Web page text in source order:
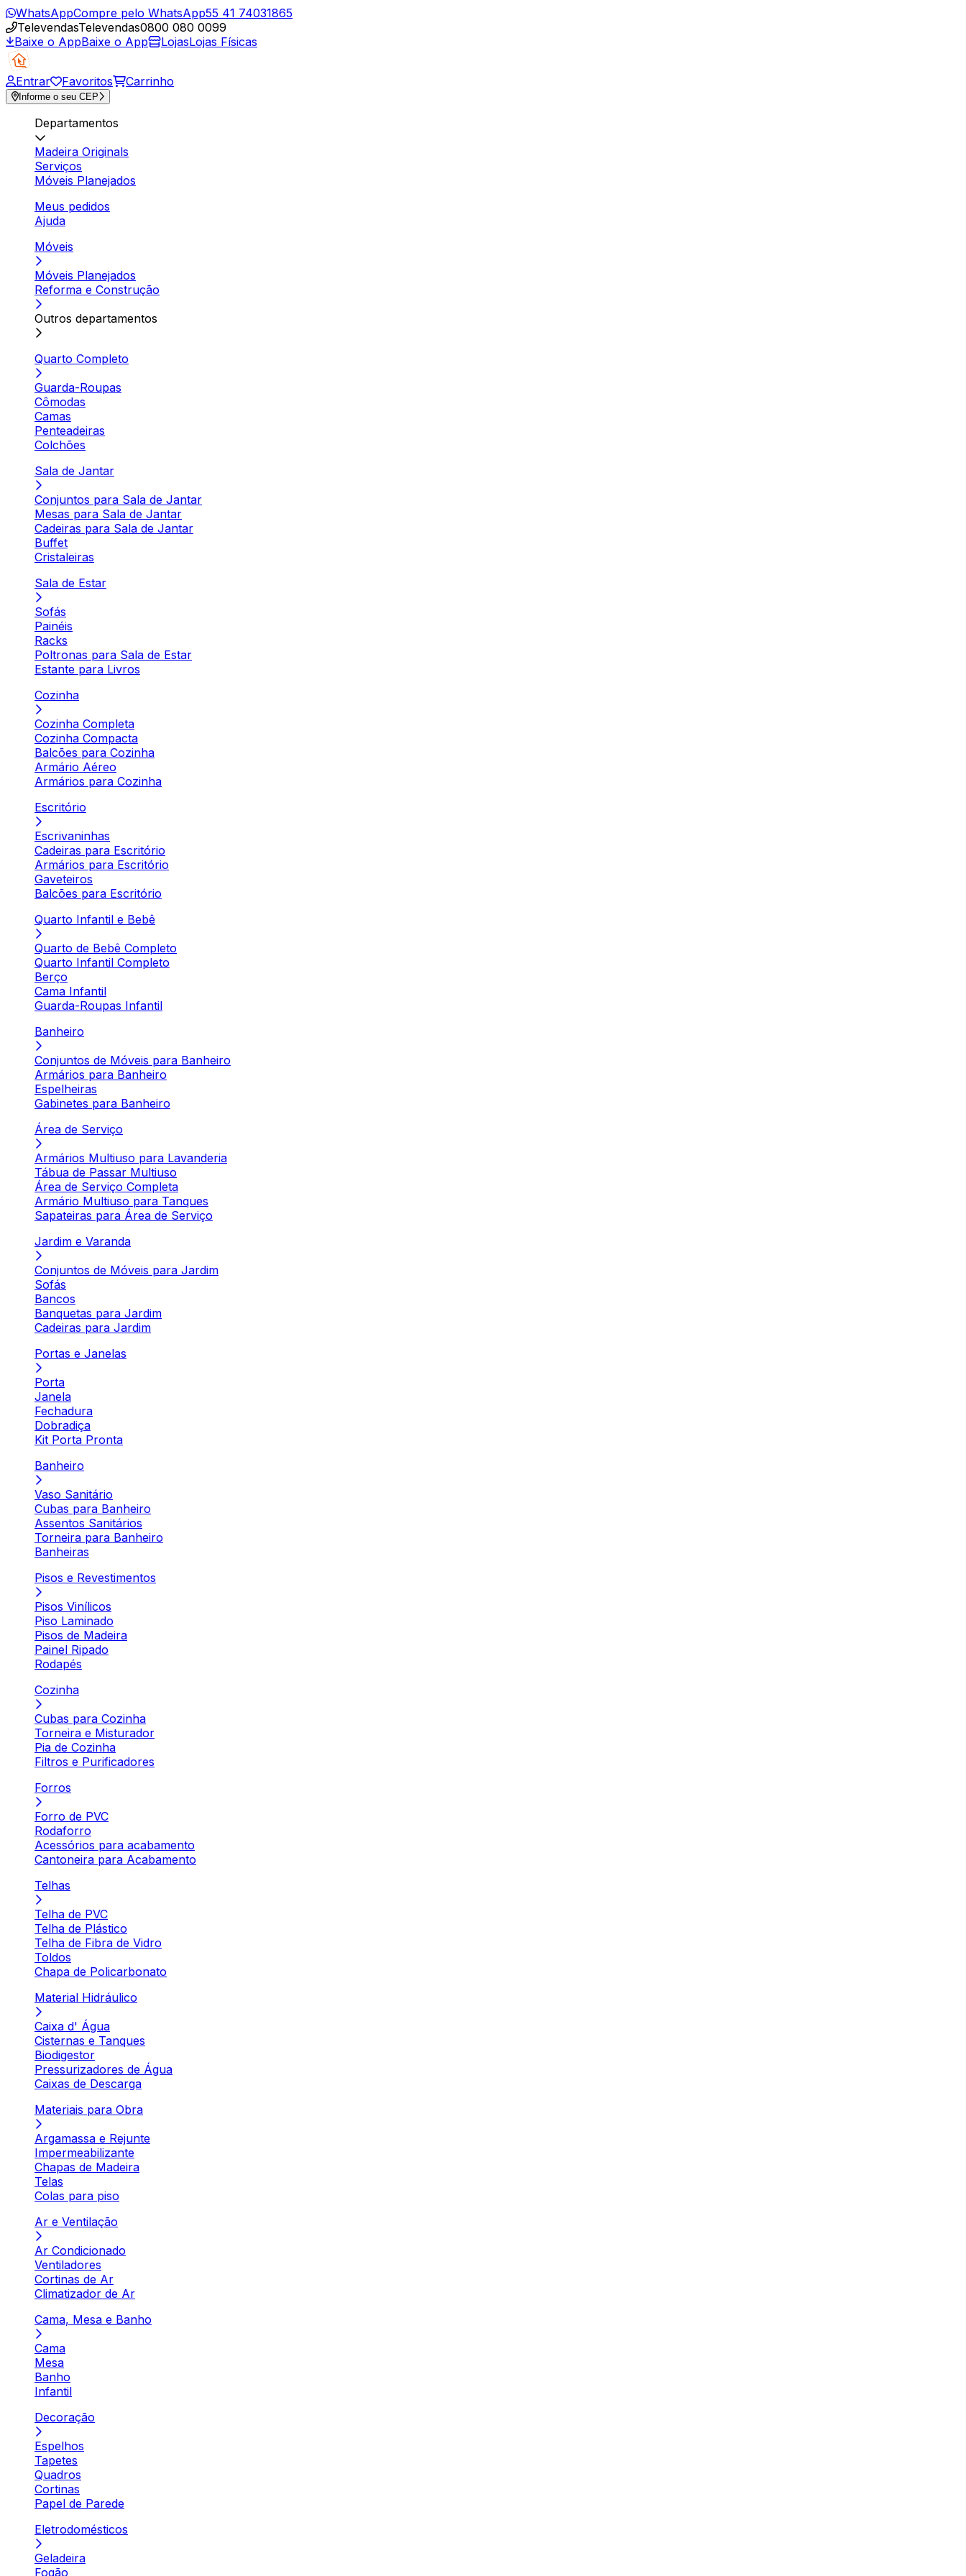
WhatsAppCompre pelo WhatsApp55 41 74031865
TelevendasTelevendas0800 080 0099
Baixe o AppBaixe o App LojasLojas Físicas
Entrar Favoritos Carrinho
Informe o seu CEP
Departamentos
Madeira Originals
Serviços
Móveis Planejados
Meus pedidos
Ajuda
Móveis
Móveis Planejados
Reforma e Construção
Outros departamentos
Quarto Completo
Guarda-Roupas
Cômodas
Camas
Penteadeiras
Colchões
Sala de Jantar
Conjuntos para Sala de Jantar
Mesas para Sala de Jantar
Cadeiras para Sala de Jantar
Buffet
Cristaleiras
Sala de Estar
Sofás
Painéis
Racks
Poltronas para Sala de Estar
Estante para Livros
Cozinha
Cozinha Completa
Cozinha Compacta
Balcões para Cozinha
Armário Aéreo
Armários para Cozinha
Escritório
Escrivaninhas
Cadeiras para Escritório
Armários para Escritório
Gaveteiros
Balcões para Escritório
Quarto Infantil e Bebê
Quarto de Bebê Completo
Quarto Infantil Completo
Berço
Cama Infantil
Guarda-Roupas Infantil
Banheiro
Conjuntos de Móveis para Banheiro
Armários para Banheiro
Espelheiras
Gabinetes para Banheiro
Área de Serviço
Armários Multiuso para Lavanderia
Tábua de Passar Multiuso
Área de Serviço Completa
Armário Multiuso para Tanques
Sapateiras para Área de Serviço
Jardim e Varanda
Conjuntos de Móveis para Jardim
Sofás
Bancos
Banquetas para Jardim
Cadeiras para Jardim
Portas e Janelas
Porta
Janela
Fechadura
Dobradiça
Kit Porta Pronta
Banheiro
Vaso Sanitário
Cubas para Banheiro
Assentos Sanitários
Torneira para Banheiro
Banheiras
Pisos e Revestimentos
Pisos Vinílicos
Piso Laminado
Pisos de Madeira
Painel Ripado
Rodapés
Cozinha
Cubas para Cozinha
Torneira e Misturador
Pia de Cozinha
Filtros e Purificadores
Forros
Forro de PVC
Rodaforro
Acessórios para acabamento
Cantoneira para Acabamento
Telhas
Telha de PVC
Telha de Plástico
Telha de Fibra de Vidro
Toldos
Chapa de Policarbonato
Material Hidráulico
Caixa d' Água
Cisternas e Tanques
Biodigestor
Pressurizadores de Água
Caixas de Descarga
Materiais para Obra
Argamassa e Rejunte
Impermeabilizante
Chapas de Madeira
Telas
Colas para piso
Ar e Ventilação
Ar Condicionado
Ventiladores
Cortinas de Ar
Climatizador de Ar
Cama, Mesa e Banho
Cama
Mesa
Banho
Infantil
Decoração
Espelhos
Tapetes
Quadros
Cortinas
Papel de Parede
Eletrodomésticos
Geladeira
Fogão